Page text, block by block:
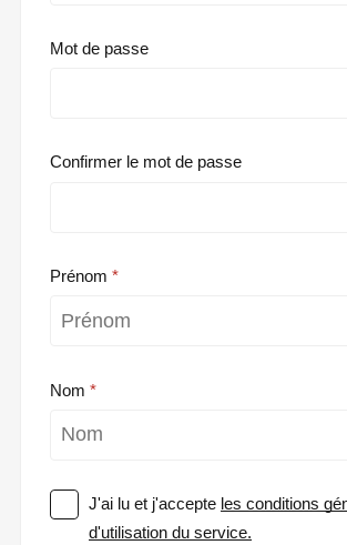
Mot de passe
Confirmer le mot de passe
Prénom
Nom
J'ai lu et j'accepte les conditions
d'utilisation du service.